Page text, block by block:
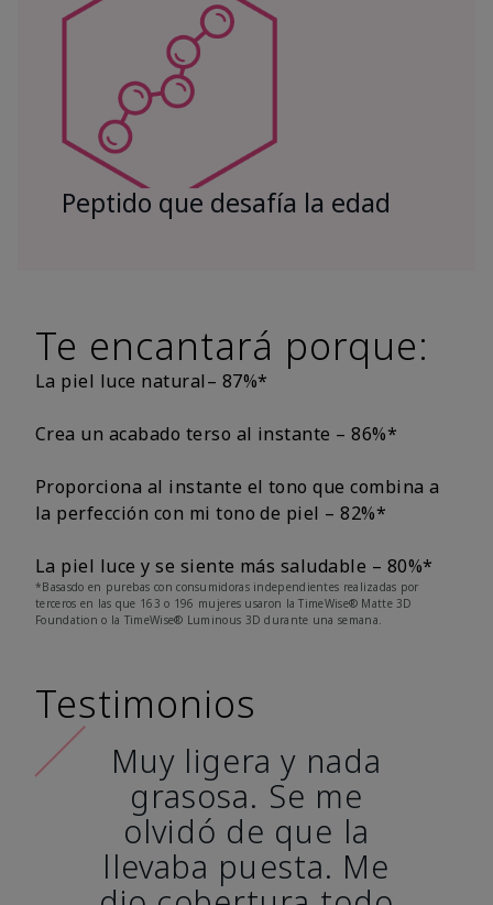
Peptido que desafía la edad
Te encantará porque:
La piel luce natural– 87%*
Crea un acabado terso al instante – 86%*
Proporciona al instante el tono que combina a
la perfección con mi tono de piel – 82%*
La piel luce y se siente más saludable – 80%*
*Basasdo en purebas con consumidoras independientes realizadas por
terceros en las que 163 o 196 mujeres usaron la TimeWise® Matte 3D
Foundation o la TimeWise® Luminous 3D durante una semana.
Testimonios
Muy ligera y nada
grasosa. Se me
olvidó de que la
llevaba puesta. Me